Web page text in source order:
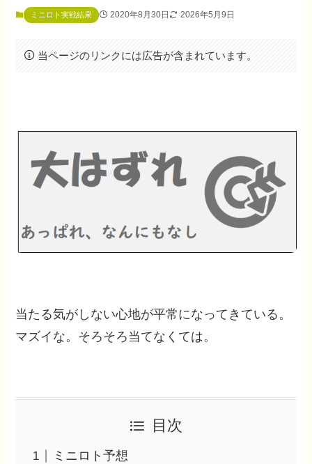
ミニロト実戦結果 2020年8月30日 2026年5月9日
当ページのリンクには広告が含まれています。
当たる気がしない心地が平常になってきている。
マズイな。そろそろ当てなくては。
目次
ミニロト予想